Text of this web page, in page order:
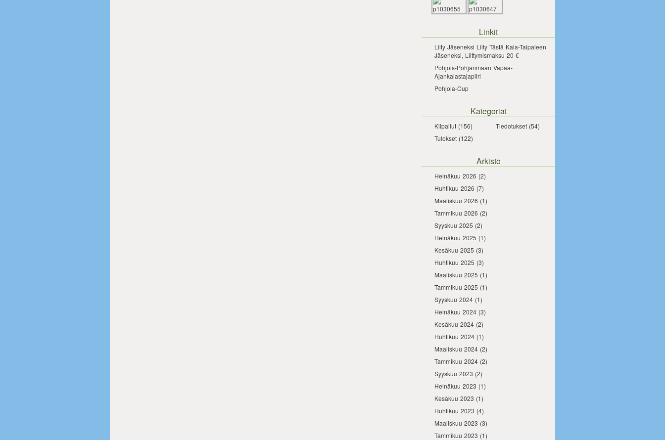
Linkit
Liity Jäseneksi Liity Tästä Kala-Taipaleen
Jäseneksi, Liittymismaksu 20 €
Pohjois-Pohjanmaan Vapaa-
Ajankalastajapiiri
Pohjola-Cup
Kategoriat
Kilpailut (156) Tiedotukset(54)
Tulokset (122)
Arkisto
Heinäkuu 2026 (2)
Huhtikuu 2026 (7)
Maaliskuu 2026 (1)
Tammikuu 2026 (2)
Syyskuu 2025 (2)
Heinäkuu 2025 (1)
Kesäkuu 2025 (3)
Huhtikuu 2025 (3)
Maaliskuu 2025 (1)
Tammikuu 2025 (1)
Syyskuu 2024 (1)
Heinäkuu 2024 (3)
Kesäkuu 2024 (2)
Huhtikuu 2024 (1)
Maaliskuu 2024 (2)
Tammikuu 2024 (2)
Syyskuu 2023 (2)
Heinäkuu 2023 (1)
Kesäkuu 2023 (1)
Huhtikuu 2023 (4)
Maaliskuu 2023 (3)
Tammikuu 2023 (1)